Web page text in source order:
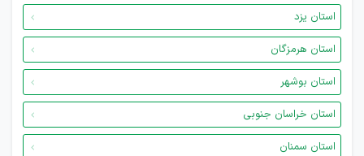
استان یزد
استان هرمزگان
استان بوشهر
استان خراسان جنوبی
استان سمنان